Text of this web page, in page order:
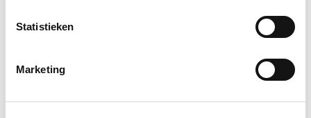
Statistieken
Marketing
onderzoeksbewijs geleverd. We zijn inmiddels een
productfabriek in een grote projectorganisatie. We hebben
opdrachtgevers van Witteveen+Bos nog wennen is dat we